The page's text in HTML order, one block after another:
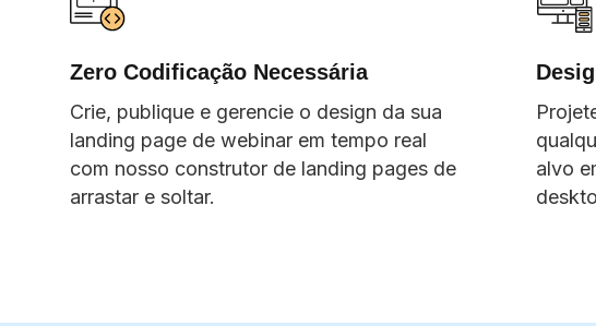
Zero Codificação Necessária
Crie, publique e gerencie o design da sua
landing page de webinar em tempo real
com nosso construtor de landing pages de
arrastar e soltar.
alvo